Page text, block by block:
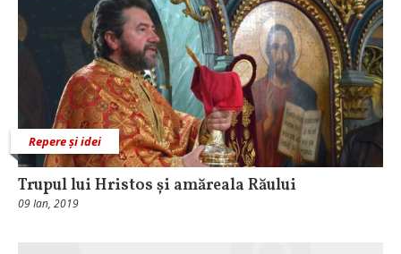
Repere și idei
Trupul lui Hristos și amăreala Răului
09 Ian, 2019